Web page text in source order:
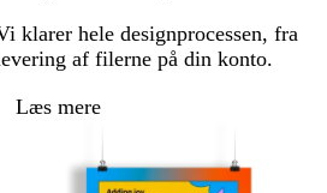
klarer hele designprocessen, fra
af filerne på din konto.
Læs mere